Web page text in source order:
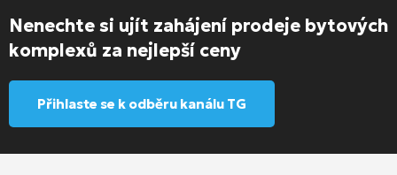
Nenechte si ujít zahájení prodeje bytových
komplexů za nejlepší ceny
Přihlaste se k odběru kanálu TG